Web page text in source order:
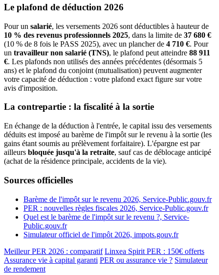
Le plafond de déduction 2026
Pour un salarié, les versements 2026 sont déductibles à hauteur de
10 % des revenus professionnels 2025, dans la limite de 37 680 €
(10 % de 8 fois le PASS 2025), avec un plancher de 4 710 €. Pour
un travailleur non salarié (TNS), le plafond peut atteindre 88 911
€. Les plafonds non utilisés des années précédentes (désormais 5
ans) et le plafond du conjoint (mutualisation) peuvent augmenter
votre capacité de déduction : votre plafond exact figure sur votre
avis d'imposition.
La contrepartie : la fiscalité à la sortie
En échange de la déduction à l'entrée, le capital issu des versements
déduits est imposé au barème de l'impôt sur le revenu à la sortie (les
gains étant soumis au prélèvement forfaitaire). L'épargne est par
ailleurs bloquée jusqu'à la retraite, sauf cas de déblocage anticipé
(achat de la résidence principale, accidents de la vie).
Sources officielles
Barème de l'impôt sur le revenu 2026, Service-Public.gouv.fr
PER : nouvelles règles fiscales 2026, Service-Public.gouv.fr
Quel est le barème de l'impôt sur le revenu ?, Service-
Public.gouv.fr
Simulateur officiel de l'impôt 2026, impots.gouv.fr
Meilleur PER 2026 : comparatif Linxea Spirit PER : 150€ offerts
Assurance vie à capital garanti PER ou assurance vie ? Simulateur
de rendement